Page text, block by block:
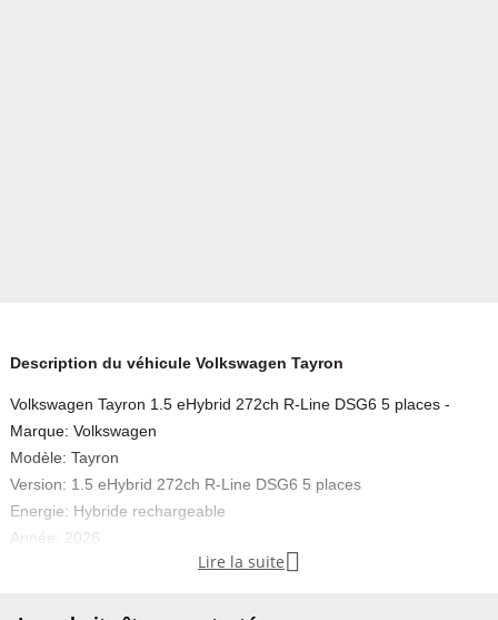
Description du véhicule Volkswagen Tayron
Volkswagen Tayron 1.5 eHybrid 272ch R-Line DSG6 5 places -
Marque: Volkswagen
Modèle: Tayron
Version: 1.5 eHybrid 272ch R-Line DSG6 5 places
Energie: Hybride rechargeable
Année: 2026
Lire la suite 